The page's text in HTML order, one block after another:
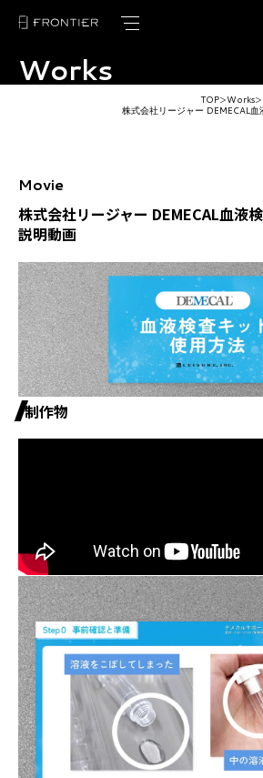
トップページ
フロンティアの強み
制作実績
お客様の声
ブログ
ニュース
会社概要
採用情報
パートナー募集
お問い合わせ
資料請求
Works
TOP＞Works＞
株式会社リージャー DEMECAL
Movie
株式会社リージャー DEMECAL血液
説明動画
制作物